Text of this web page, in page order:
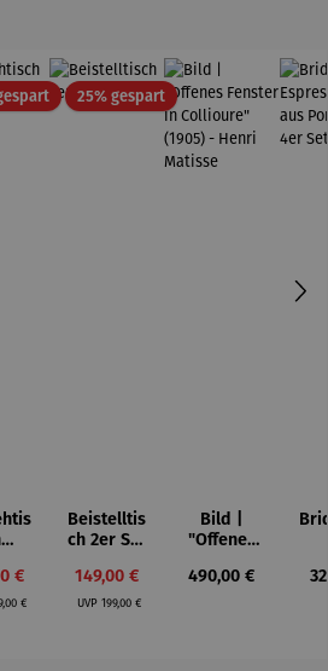
Rabatt
€
Preis:
€
25% gespartRabatt
Beistelltis
ch 2er Set
Verkaufspreis:
149,00 €
UVP Regulärer Preis:
199,00 €
Bild |
"Offenes
Collioure"
Regulärer Preis:
490,00 €